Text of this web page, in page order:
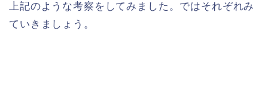
上記のような考察をしてみました。ではそれぞれみ
ていきましょう。